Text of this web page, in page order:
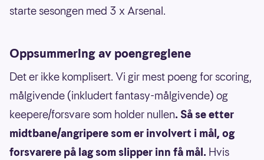
starte sesongen med 3 x Arsenal.
Oppsummering av poengreglene
Det er ikke komplisert. Vi gir mest poeng for scoring,
målgivende (inkludert fantasy-målgivende) og
keepere/forsvare som holder nullen. Så se etter
midtbane/angripere som er involvert i mål, og
forsvarere på lag som slipper inn få mål. Hvis